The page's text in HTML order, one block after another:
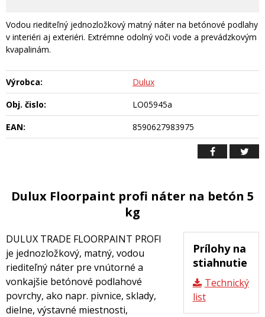
Vodou riediteľný jednozložkový matný náter na betónové podlahy
v interiéri aj exteriéri. Extrémne odolný voči vode a prevádzkovým
kvapalinám.
Výrobca:
Dulux
Obj. čislo:
LO05945a
EAN:
8590627983975
Dulux Floorpaint profi náter na betón 5
kg
Prílohy na
stiahnutie
Technický
list
DULUX TRADE FLOORPAINT PROFI
je jednozložkový, matný, vodou
riediteľný náter pre vnútorné a
vonkajšie betónové podlahové
povrchy, ako napr. pivnice, sklady,
dielne, výstavné miestnosti,